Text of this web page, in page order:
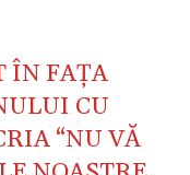
ÎN FAŢA
CU
“NU VĂ